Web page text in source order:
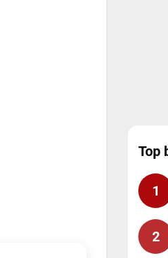
Top
1
2